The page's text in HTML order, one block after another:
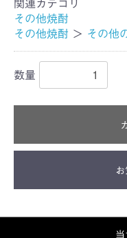
関連カテゴリ
その他焼酎
その他焼酎 ＞ その他
数量
お
当